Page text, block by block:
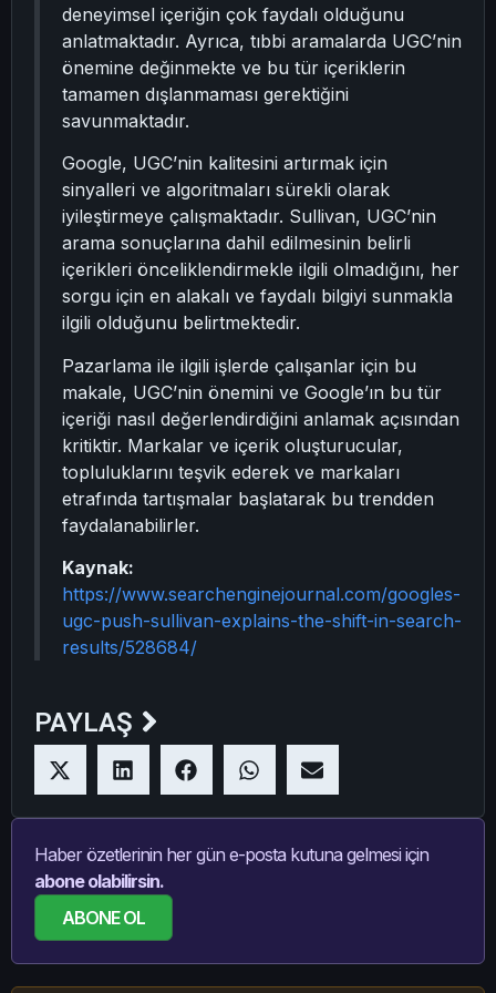
deneyimsel içeriğin çok faydalı olduğunu
anlatmaktadır. Ayrıca, tıbbi aramalarda UGC’nin
önemine değinmekte ve bu tür içeriklerin
tamamen dışlanmaması gerektiğini
savunmaktadır.
Google, UGC’nin kalitesini artırmak için
sinyalleri ve algoritmaları sürekli olarak
iyileştirmeye çalışmaktadır. Sullivan, UGC’nin
arama sonuçlarına dahil edilmesinin belirli
içerikleri önceliklendirmekle ilgili olmadığını, her
sorgu için en alakalı ve faydalı bilgiyi sunmakla
ilgili olduğunu belirtmektedir.
Pazarlama ile ilgili işlerde çalışanlar için bu
makale, UGC’nin önemini ve Google’ın bu tür
içeriği nasıl değerlendirdiğini anlamak açısından
kritiktir. Markalar ve içerik oluşturucular,
topluluklarını teşvik ederek ve markaları
etrafında tartışmalar başlatarak bu trendden
faydalanabilirler.
Kaynak:
https://www.searchenginejournal.com/googles-
ugc-push-sullivan-explains-the-shift-in-search-
results/528684/
PAYLAŞ
Haber özetlerinin her gün e-posta kutuna gelmesi için
abone olabilirsin.
ABONE OL